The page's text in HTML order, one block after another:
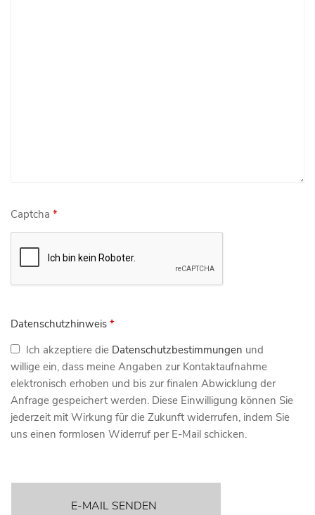
Captcha *
Datenschutzhinweis *
Ich akzeptiere die Datenschutzbestimmungen
willige ein, dass meine Angaben zur Kontaktaufnahme
elektronisch erhoben und bis zur finalen Abwicklung der
Anfrage gespeichert werden. Diese Einwilligung können Sie
jederzeit mit Wirkung für die Zukunft widerrufen, indem Sie
uns einen formlosen Widerruf per E-Mail schicken.
E-MAIL SENDEN